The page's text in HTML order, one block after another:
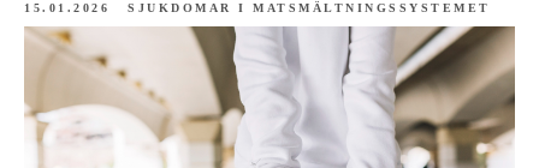
15.01.2026 SJUKDOMAR I MATSMÄLTNINGSSYSTEMET